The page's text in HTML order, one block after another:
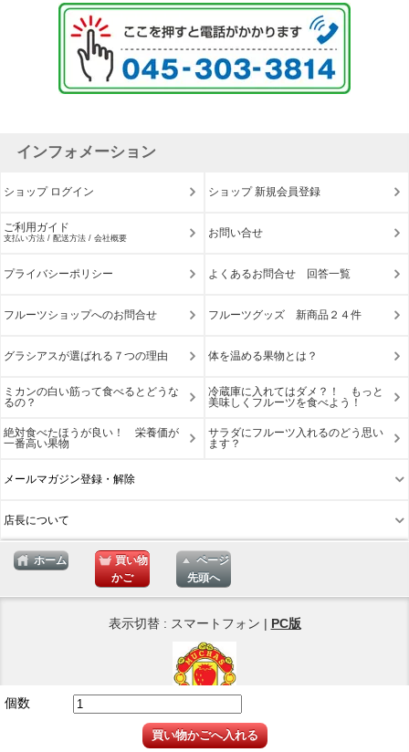
個数
買い物かごへ入れる
インフォメーション
ショップ ログイン ショップ 新規会員登録
ご利用ガイド
支払い方法 / 配送方法 / 会社概要 お問い合せ
プライバシーポリシー よくあるお問合せ 回答一覧
フルーツショップへのお問合せ フルーツグッズ 新商品２４件
グラシアスが選ばれる７つの理由 体を温める果物とは？
ミカンの白い筋って食べるとどうな
るの？
冷蔵庫に入れてはダメ？！ もっと
美味しくフルーツを食べよう！
絶対食べたほうが良い！ 栄養価が
一番高い果物
サラダにフルーツ入れるのどう思い
ます？
メールマガジン登録・解除
店長について
ホーム
買い物
かご
ページ
先頭へ
表示切替 : スマートフォン | PC版
Copyright © 2025
ネットショップ Muchas Gracias
All Rights Reserved.